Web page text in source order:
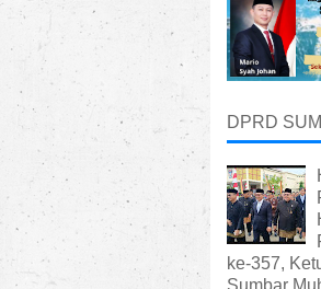
DPRD
ke-357,
Sumbar